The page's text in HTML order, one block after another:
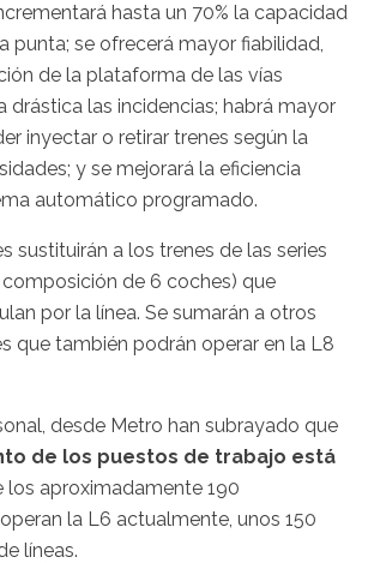
hasta un 70% la capacidad
punta; se ofrecerá mayor fiabilidad,
de la plataforma de las vías
drástica las incidencias; habrá mayor
inyectar o retirar trenes según la
y se mejorará la eficiencia
automático programado.
sustituirán a los trenes de las series
de 6 coches) que
por la línea. Se sumarán a otros
que también podrán operar en la L8
desde Metro han subrayado que
de los puestos de trabajo está
los aproximadamente 190
la L6 actualmente, unos 150
líneas.